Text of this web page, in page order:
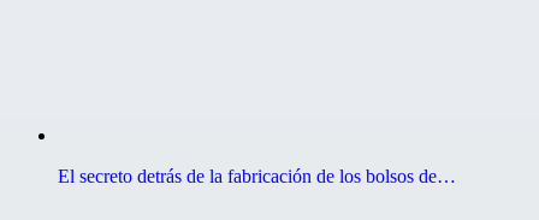
El secreto detrás de la fabricación de los bolsos de…